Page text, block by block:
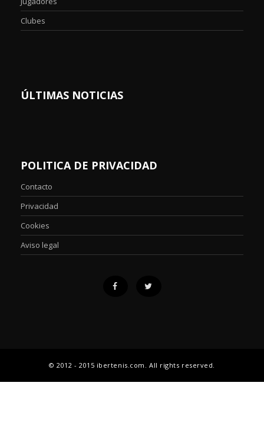
Clubes
ÚLTIMAS NOTICIAS
POLITICA DE PRIVACIDAD
Contacto
Privacidad
Cookies
Aviso legal
© 2012 - 2015 ibertenis.com. All rights reserved.